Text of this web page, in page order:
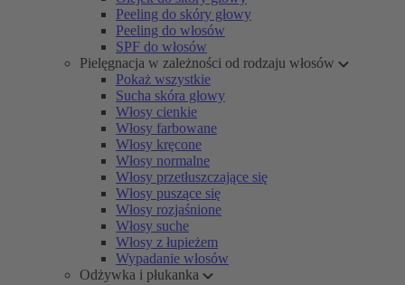
Peeling do skóry głowy
Peeling do włosów
SPF do włosów
Pielęgnacja w zależności od rodzaju włosów
Pokaż wszystkie
Sucha skóra głowy
Włosy cienkie
Włosy farbowane
Włosy kręcone
Włosy normalne
Włosy przetłuszczające się
Włosy puszące się
Włosy rozjaśnione
Włosy suche
Włosy z łupieżem
Wypadanie włosów
Odżywka i płukanka